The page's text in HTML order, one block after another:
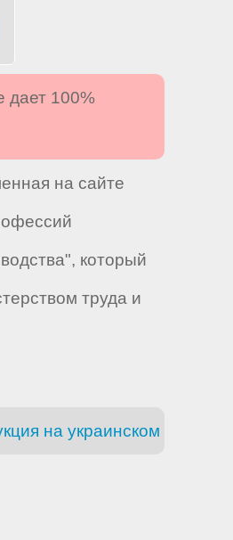
дает 100%
на сайте
который
труда и
на украинском